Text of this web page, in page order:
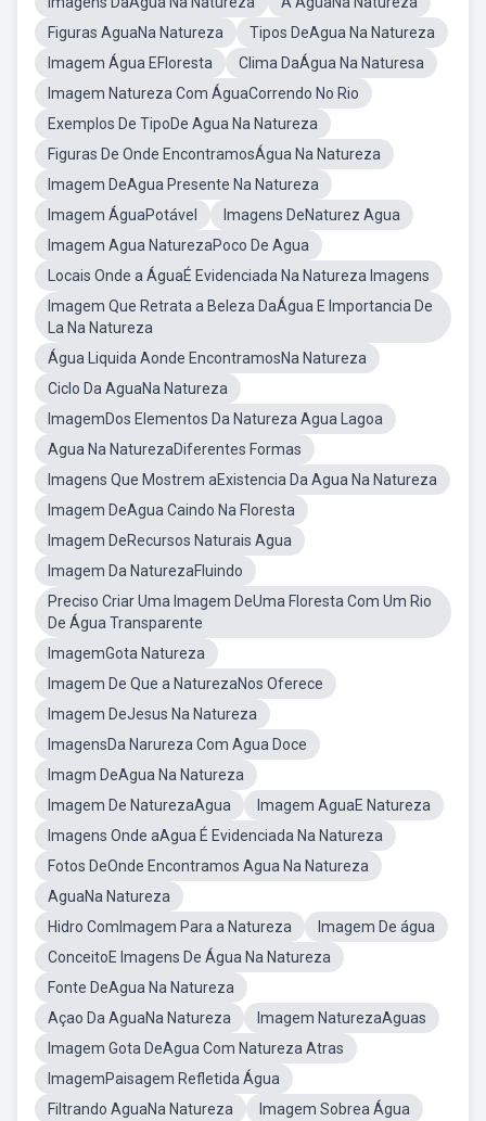
Figuras AguaNa Natureza
Tipos DeAgua Na Natureza
Imagem Água EFloresta
Clima DaÁgua Na Naturesa
Imagem Natureza Com ÁguaCorrendo No Rio
Exemplos De TipoDe Agua Na Natureza
Figuras De Onde EncontramosÁgua Na Natureza
Imagem DeAgua Presente Na Natureza
Imagem ÁguaPotável
Imagens DeNaturez Agua
Imagem Agua NaturezaPoco De Agua
Locais Onde a ÁguaÉ Evidenciada Na Natureza Imagens
Imagem Que Retrata a Beleza DaÁgua E Importancia De
La Na Natureza
Água Liquida Aonde EncontramosNa Natureza
Ciclo Da AguaNa Natureza
ImagemDos Elementos Da Natureza Agua Lagoa
Agua Na NaturezaDiferentes Formas
Imagens Que Mostrem aExistencia Da Agua Na Natureza
Imagem DeAgua Caindo Na Floresta
Imagem DeRecursos Naturais Agua
Imagem Da NaturezaFluindo
Preciso Criar Uma Imagem DeUma Floresta Com Um Rio
De Água Transparente
ImagemGota Natureza
Imagem De Que a NaturezaNos Oferece
Imagem DeJesus Na Natureza
ImagensDa Narureza Com Agua Doce
Imagm DeAgua Na Natureza
Imagem De NaturezaAgua
Imagem AguaE Natureza
Imagens Onde aAgua É Evidenciada Na Natureza
Fotos DeOnde Encontramos Agua Na Natureza
AguaNa Natureza
Hidro ComImagem Para a Natureza
Imagem De água
ConceitoE Imagens De Água Na Natureza
Fonte DeAgua Na Natureza
Açao Da AguaNa Natureza
Imagem NaturezaAguas
Imagem Gota DeAgua Com Natureza Atras
ImagemPaisagem Refletida Água
Filtrando AguaNa Natureza
Imagem Sobrea Água